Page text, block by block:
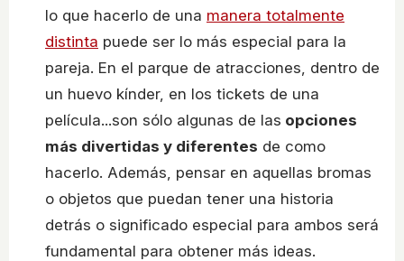
lo que hacerlo de una manera totalmente
distinta puede ser lo más especial para la
pareja. En el parque de atracciones, dentro de
un huevo kínder, en los tickets de una
película...son sólo algunas de las opciones
más divertidas y diferentes de como
hacerlo. Además, pensar en aquellas bromas
o objetos que puedan tener una historia
detrás o significado especial para ambos será
fundamental para obtener más ideas.